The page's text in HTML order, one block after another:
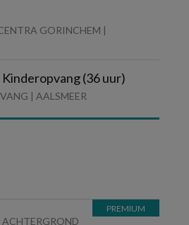
GORINCHEM |
(36 uur)
| AALSMEER
ACHTERGROND